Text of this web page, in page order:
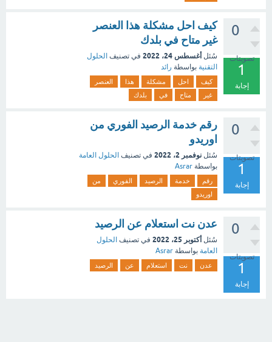
0
تصويتات
1
إجابة
كيف احل مشكلة هذا العنصر
غير متاح في بلدك
سُئل أغسطس 24، 2022 في تصنيف الحلول
التقنية بواسطة رائد
كيف احل مشكلة هذا
العنصر
غير
متاح في بلدك
0
تصويتات
1
إجابة
رقم خدمة الرصيد الفوري من
اوريدو
سُئل نوفمبر 2، 2022 في تصنيف الحلول العامة
بواسطة Asrar
رقم خدمة الرصيد الفوري
من
اوريدو
0
تصويتات
1
إجابة
عدن نت استعلام عن الرصيد
سُئل أكتوبر 25، 2022 في تصنيف الحلول
العامة بواسطة Asrar
عدن نت استعلام عن الرصيد